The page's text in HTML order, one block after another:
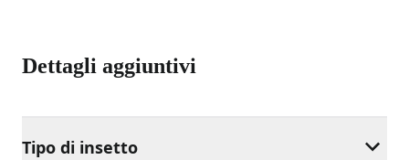
Dettagli aggiuntivi
Tipo di insetto